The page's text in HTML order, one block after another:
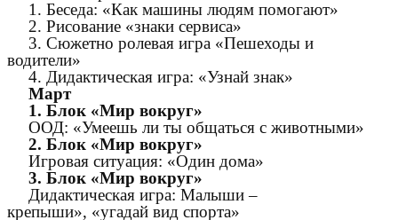
1. Беседа: «Как машины людям помогают»
2. Рисование «знаки сервиса»
3. Сюжетно ролевая игра «Пешеходы и
водители»
4. Дидактическая игра: «Узнай знак»
Март
1. Блок «Мир вокруг»
ООД: «Умеешь ли ты общаться с животными»
2. Блок «Мир вокруг»
Игровая ситуация: «Один дома»
3. Блок «Мир вокруг»
Дидактическая игра: Малыши –
крепыши», «угадай вид спорта»